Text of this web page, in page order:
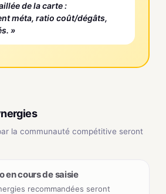
de la carte :
méta, ratio coût/dégâts,
»
la communauté compétitive seront
en cours de saisie
recommandées seront